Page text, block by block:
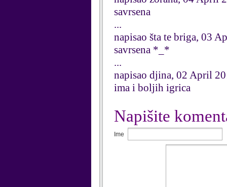
savrsena
...
napisao šta te briga, 03
savrsena *_*
...
napisao djina, 02 April
ima i boljih igrica
Napišite
Ime